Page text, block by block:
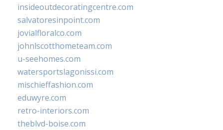
insideoutdecoratingcentre.com
salvatoresinpoint.com
jovialfloralco.com
johnlscotthometeam.com
u-seehomes.com
watersportslagonissi.com
mischieffashion.com
eduwyre.com
retro-interiors.com
theblvd-boise.com